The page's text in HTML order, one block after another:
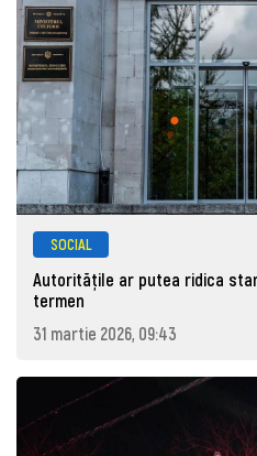
SOCIAL
Autoritățile ar putea ridica
termen
31 martie 2026, 09:43